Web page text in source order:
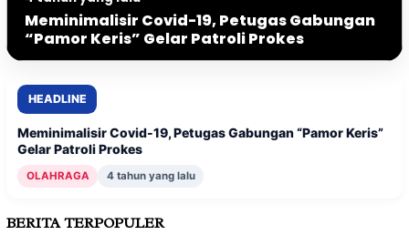
Meminimalisir Covid-19, Petugas Gabungan
“Pamor Keris” Gelar Patroli Prokes
HEADLINE
Meminimalisir Covid-19, Petugas Gabungan “Pamor Keris”
Gelar Patroli Prokes
OLAHRAGA 4 tahun yang lalu
BERITA TERPOPULER